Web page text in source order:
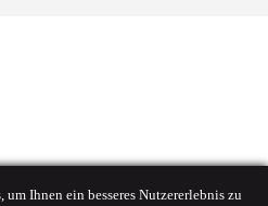
Ihnen ein besseres Nutzererlebnis zu